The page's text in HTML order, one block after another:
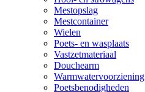
Mestopslag
Mestcontainer
Wielen
Poets- en wasplaats
Vastzetmateriaal
Douchearm
Warmwatervoorziening
Poetsbenodigheden